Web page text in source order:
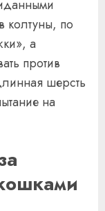
колтуны, по
а
против
шерсть
на